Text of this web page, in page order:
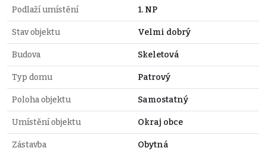
Podlaží umístění 1. NP
Stav objektu Velmi dobrý
Budova Skeletová
Typ domu Patrový
Poloha objektu Samostatný
Umístění objektu Okraj obce
Zástavba Obytná